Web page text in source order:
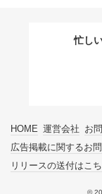
忙し
HOME 運営会社 お
広告掲載に関するお
リリースの送付はこ
©